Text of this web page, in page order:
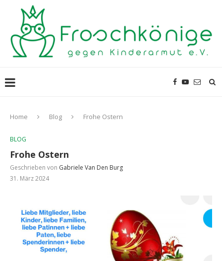
Home Blog Frohe Ostern
BLOG
Frohe Ostern
Geschrieben von Gabriele Van Den Burg
31. März 2024